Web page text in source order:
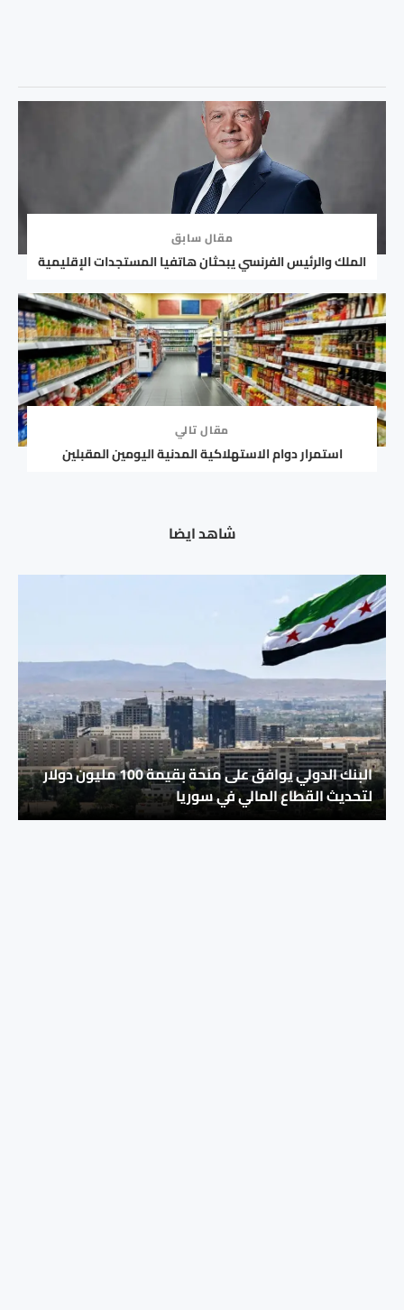
مقال سابق
الملك والرئيس الفرنسي يبحثان هاتفيا المستجدات الإقليمية
مقال تالي
استمرار دوام الاستهلاكية المدنية اليومين المقبلين
شاهد ايضا
البنك الدولي يوافق على منحة بقيمة 100 مليون دولار
لتحديث القطاع المالي في سوريا